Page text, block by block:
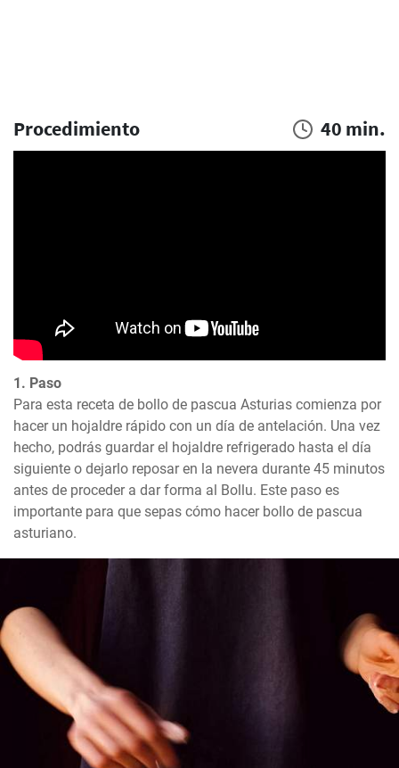
Procedimiento 40 min.
1. Paso
Para esta receta de bollo de pascua Asturias comienza por
hacer un hojaldre rápido con un día de antelación. Una vez
hecho, podrás guardar el hojaldre refrigerado hasta el día
siguiente o dejarlo reposar en la nevera durante 45 minutos
antes de proceder a dar forma al Bollu. Este paso es
importante para que sepas cómo hacer bollo de pascua
asturiano.